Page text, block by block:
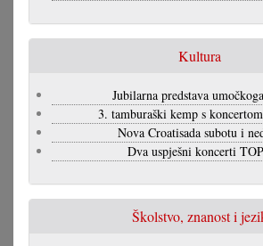
Kultura
Jubilarna predstava
3. tamburaški kemp s
Nova Croatisada subotu i
Dva uspješni koncerti
Školstvo, znanost i